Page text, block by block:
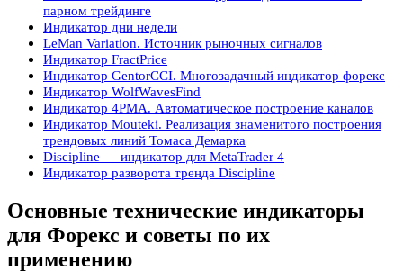
парном трейдинге
Индикатор дни недели
LeMan Variation. Источник рыночных сигналов
Индикатор FractPrice
Индикатор GentorCCI. Многозадачный индикатор форекс
Индикатор WolfWavesFind
Индикатор 4PMA. Автоматическое построение каналов
Индикатор Mouteki. Реализация знаменитого построения
трендовых линий Томаса Демарка
Discipline — индикатор для MetaTrader 4
Индикатор разворота тренда Discipline
Основные технические индикаторы
для Форекс и советы по их
применению